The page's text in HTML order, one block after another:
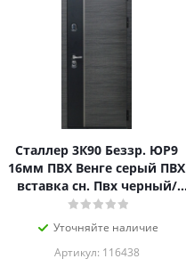
Сталлер 3К90 Беззр. ЮР9
16мм ПВХ Венге серый ПВХ
вставка сн. Пвх черный/
ЮП-31 16мм ПВХ Milky white
в
Уточняйте наличие
Артикул: 116438